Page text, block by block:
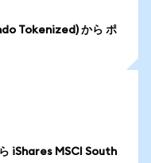
Tokenized) から ポ
iShares MSCI South